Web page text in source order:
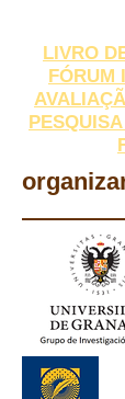
LIVRO
FÓRUM